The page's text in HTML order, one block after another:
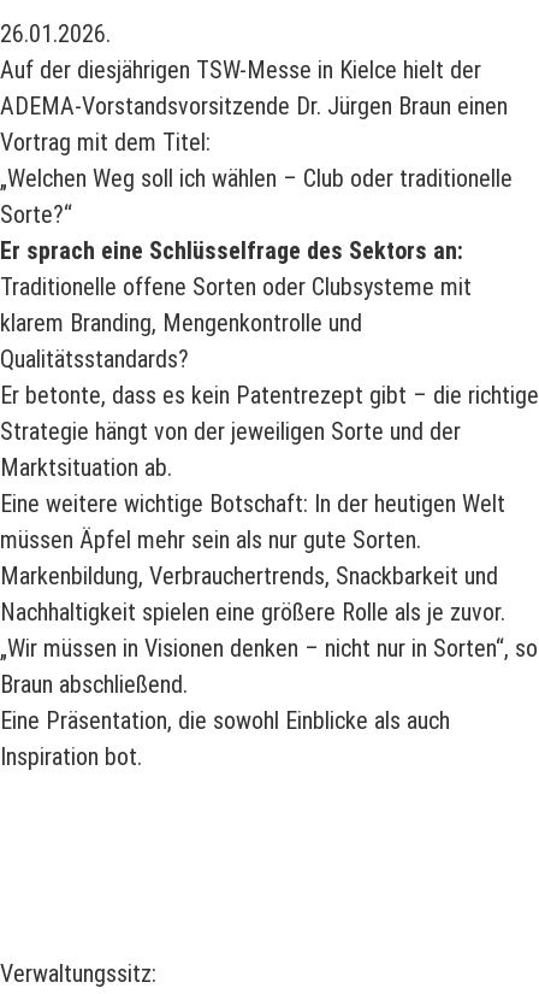
26.01.2026.
Auf der diesjährigen TSW-Messe in Kielce hielt der
ADEMA-Vorstandsvorsitzende Dr. Jürgen Braun einen
Vortrag mit dem Titel:
„Welchen Weg soll ich wählen – Club oder traditionelle
Sorte?“
Er sprach eine Schlüsselfrage des Sektors an:
Traditionelle offene Sorten oder Clubsysteme mit
klarem Branding, Mengenkontrolle und
Qualitätsstandards?
Er betonte, dass es kein Patentrezept gibt – die richtige
Strategie hängt von der jeweiligen Sorte und der
Marktsituation ab.
Eine weitere wichtige Botschaft: In der heutigen Welt
müssen Äpfel mehr sein als nur gute Sorten.
Markenbildung, Verbrauchertrends, Snackbarkeit und
Nachhaltigkeit spielen eine größere Rolle als je zuvor.
„Wir müssen in Visionen denken – nicht nur in Sorten“, so
Braun abschließend.
Eine Präsentation, die sowohl Einblicke als auch
Inspiration bot.
Verwaltungssitz: